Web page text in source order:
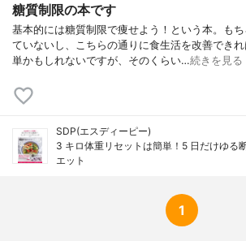
糖質制限の本です
基本的には糖質制限で痩せよう！という本。も
ていないし、こちらの通りに食生活を改善でき
単かもしれないですが、そのくらい…続きを見る
SDP(エスディーピー)
3 キロ体重リセットは簡単！5 日だけゆる
エット
1